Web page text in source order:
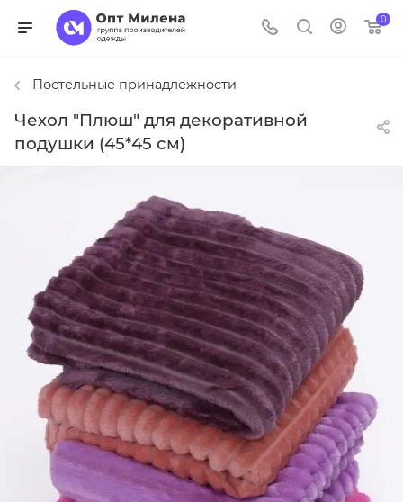
0
Постельные принадлежности
Чехол "Плюш" для декоративной
подушки (45*45 см)